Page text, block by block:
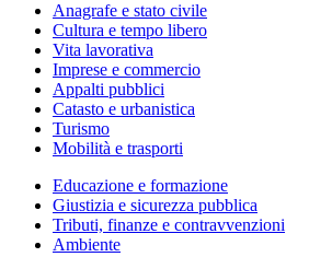
Anagrafe e stato civile
Cultura e tempo libero
Vita lavorativa
Imprese e commercio
Appalti pubblici
Catasto e urbanistica
Turismo
Mobilità e trasporti
Educazione e formazione
Giustizia e sicurezza pubblica
Tributi, finanze e contravvenzioni
Ambiente